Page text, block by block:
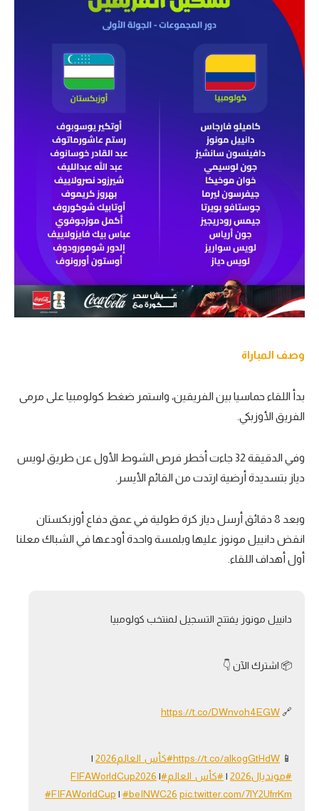
وصف المباراة
بدأ اللقاء حماسيا بين الفريقين، واستمر ضغط كولومبيا على مرمى
الفريق الأوزبكي.
وفي الدقيقة 32 جاءت أخطر فرص الشوط الأول عن طريق لويس
دياز بتسديدة أرضية ارتدت من القائم الأيسر.
وبعد 8 دقائق أرسل دياز كرة طولية في عمق دفاع أوزبكستان
انقض دانييل مونوز عليها وبلمسة واحدة أودعها في الشباك معلنا
أول أهداف اللقاء.
دانييل مونوز يفتتح التسجيل لمنتخب كولومبيا
📦 اشترك الآن 👇
🔗
https://t.co/DWnvoh4EGW
📱
https://t.co/alkogGtHdW#كأس_العالم2026
|
#مونديال2026
|#كأس_العالم#FIFAWorldCup2026
|
#FIFAWorldCup | #beINWC26 pic.twitter.com/7lY2UfrrKm